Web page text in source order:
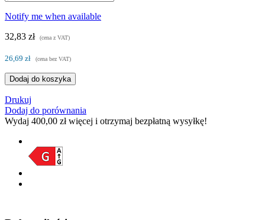
Notify me when available
32,83 zł
(cena z VAT)
26,69 zł (cena bez VAT)
Dodaj do koszyka
Drukuj
Dodaj do porównania
Wydaj 400,00 złwięcej i otrzymaj bezpłatną wysyłkę!